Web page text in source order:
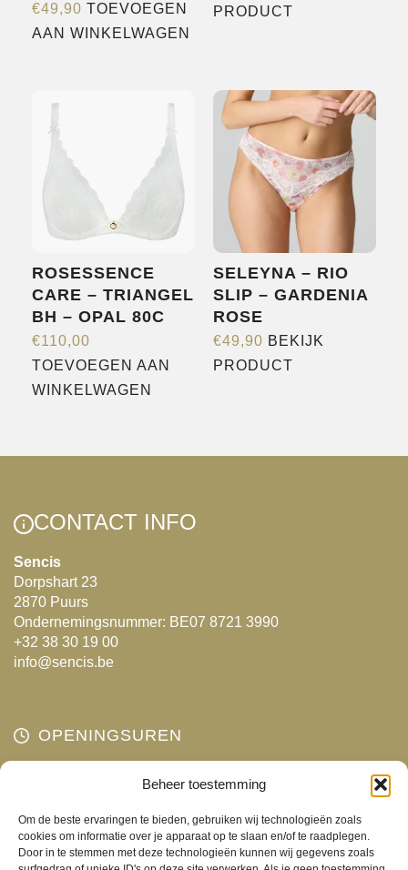
Beheer toestemming
Om de beste ervaringen te bieden, gebruiken wij technologieën zoals
cookies om informatie over je apparaat op te slaan en/of te raadplegen.
Door in te stemmen met deze technologieën kunnen wij gegevens zoals
€49,90 TOEVOEGEN
AAN WINKELWAGEN
PRODUCT
variaties.
Deze
optie
kan
gekozen
worden
op
de
productpagina
ROSESSENCE
CARE – TRIANGEL
BH – OPAL 80C
€110,00
TOEVOEGEN AAN
WINKELWAGEN
SELEYNA – RIO
SLIP – GARDENIA
ROSE
€49,90 BEKIJK
PRODUCT
variaties.
CONTACT INFO
Sencis
Dorpshart 23
2870 Puurs
Ondernemingsnummer: BE07 8721 3990
+32 38 30 19 00
info@sencis.be
OPENINGSUREN
Gesloten
Woensdag
10:00 - 18:00
Donderdag
10:00 - 18:00